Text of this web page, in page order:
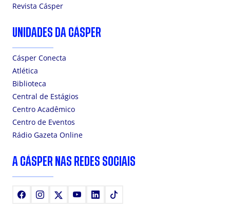
Revista Cásper
UNIDADES DA CÁSPER
Cásper Conecta
Atlética
Biblioteca
Central de Estágios
Centro Acadêmico
Centro de Eventos
Rádio Gazeta Online
A CÁSPER NAS REDES SOCIAIS
FacebookInstagram YoutubeLinkedIn